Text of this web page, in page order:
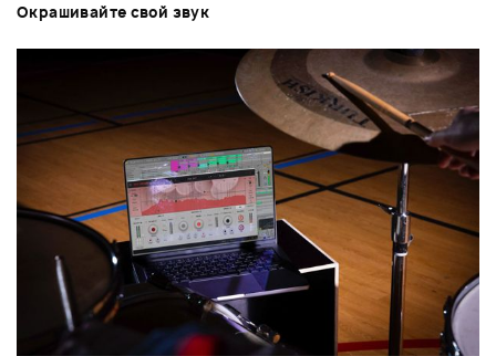
Окрашивайте свой звук